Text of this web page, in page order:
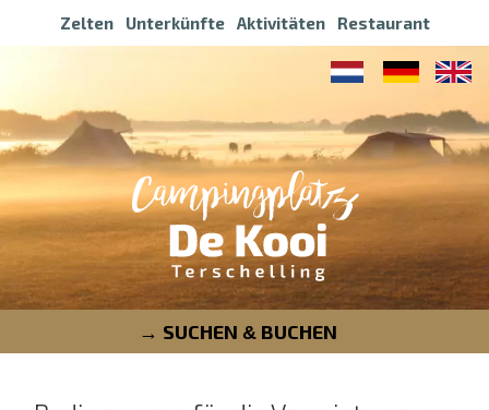
Zelten Unterkünfte Aktivitäten Restaurant
SUCHEN & BUCHEN